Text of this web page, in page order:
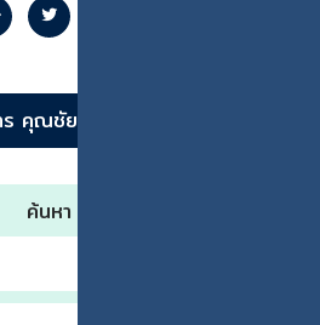
คุณชัยมัง
ค้นหา